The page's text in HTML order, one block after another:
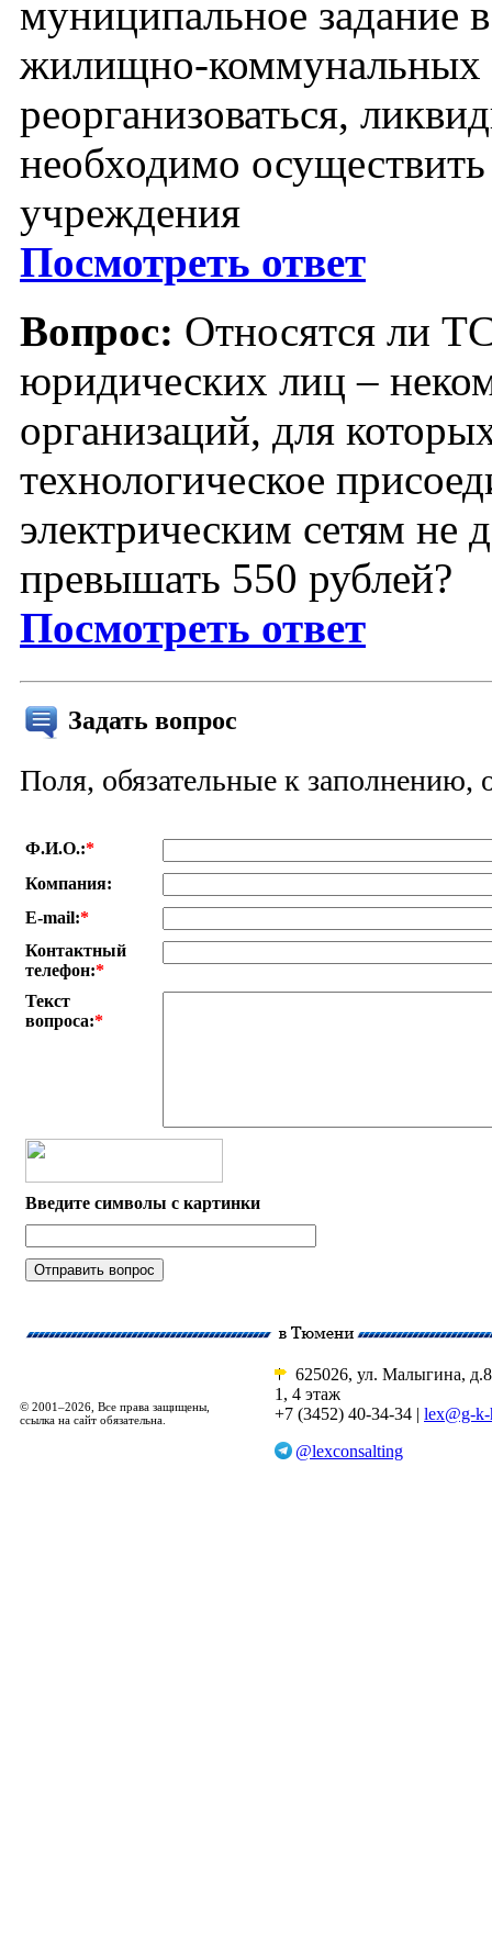
муниципальное задание
жилищно-коммунальных
реорганизоваться,
необходимо
учреждения
Посмотреть ответ
Вопрос: Относятся ли
юридических лиц –
организаций, для
технологическое
электрическим сетям не
превышать 550 рублей?
Посмотреть ответ
Задать вопрос
Поля, обязательные к заполнению,
Ф.И.О.:*
Компания:
E-mail:*
Контактный
телефон:*
Текст
вопроса:*
Введите символы с картинки
© 2001–2026, Все права защищены,
ссылка на сайт обязательна.
625026, ул. Малыгина,
1, 4 этаж
+7 (3452) 40-34-34 | lex@g-
@lexconsalting